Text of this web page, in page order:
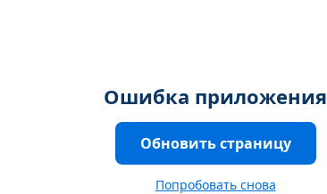
Ошибка приложения
Обновить страницу
Попробовать снова